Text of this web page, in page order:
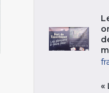
«